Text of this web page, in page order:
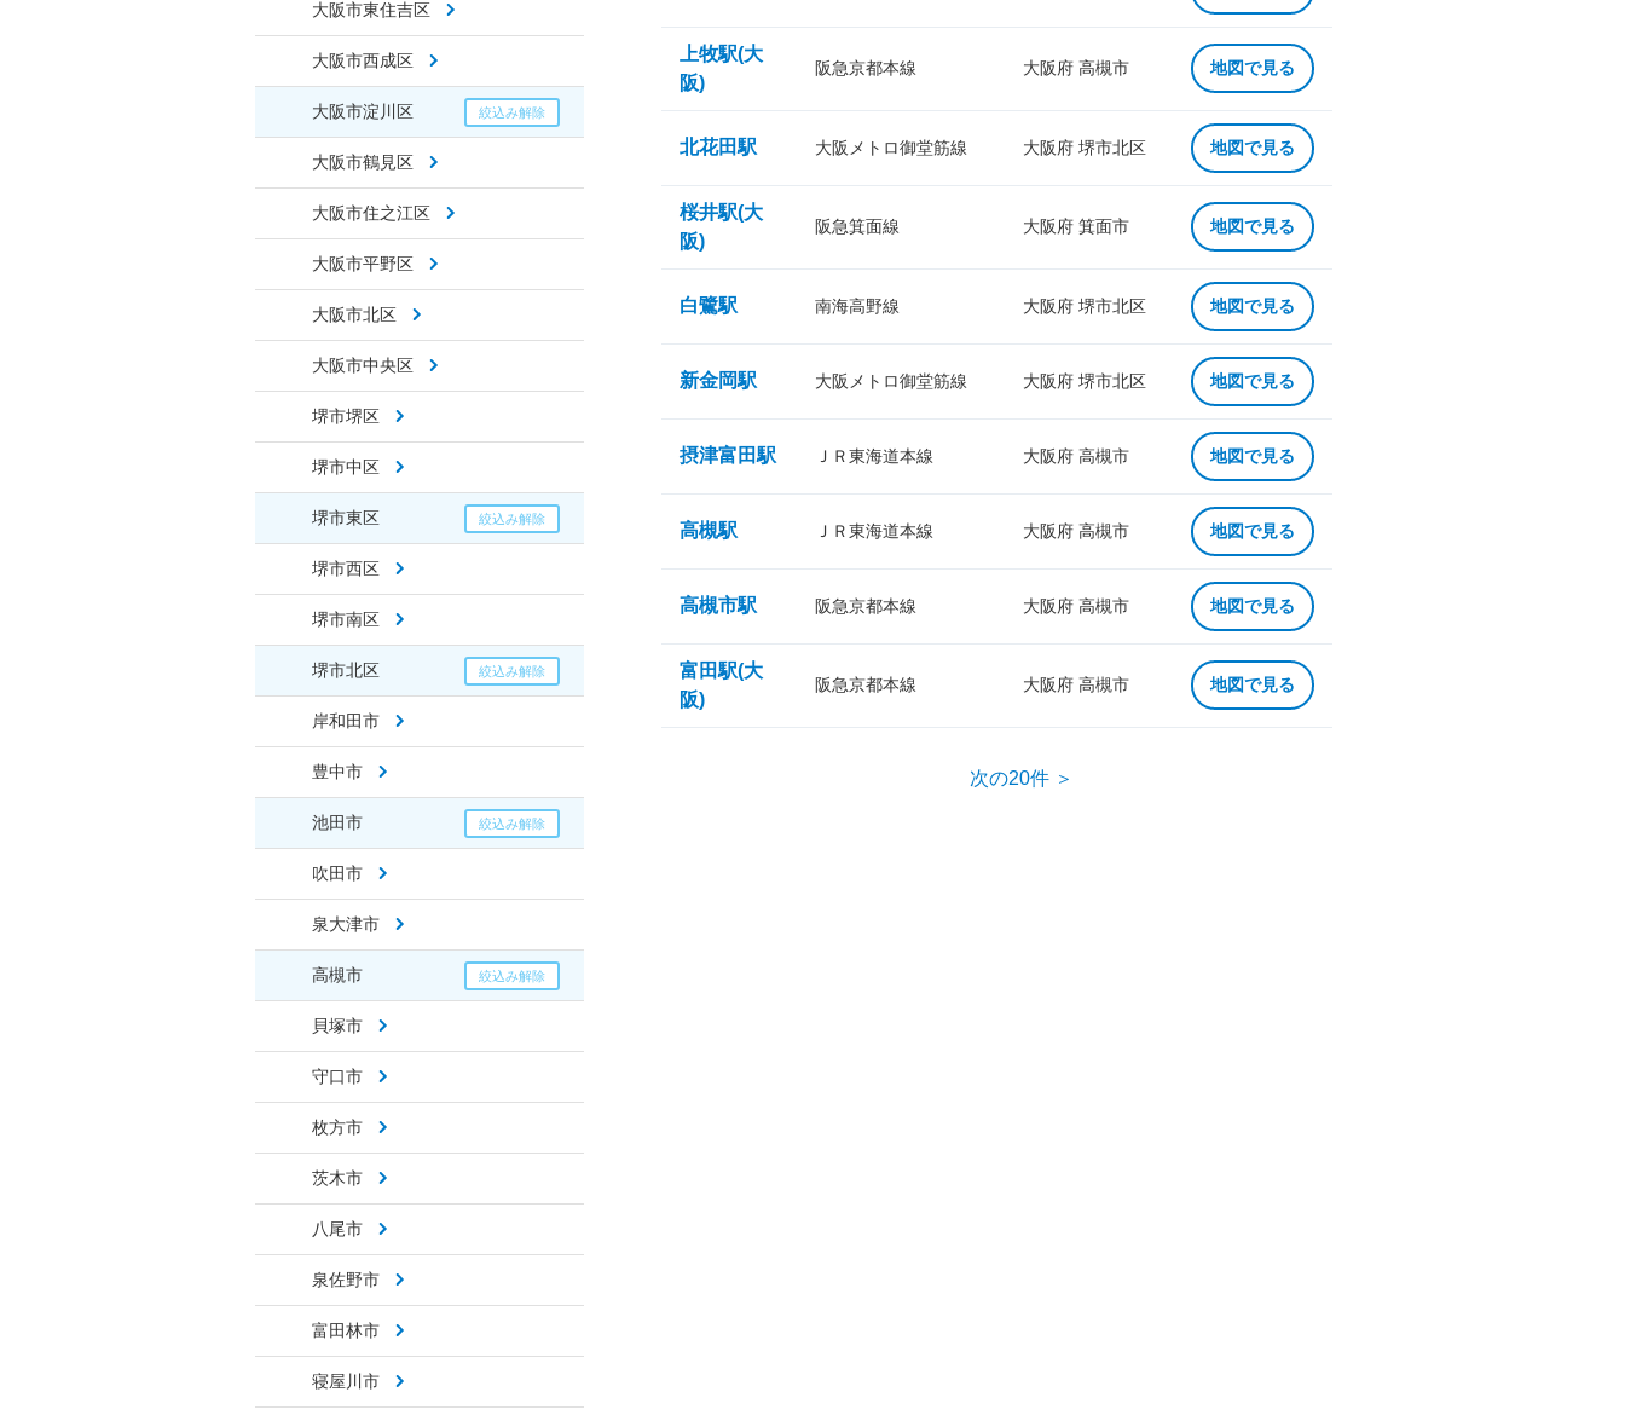
大阪市東住吉区
大阪市西成区
大阪市淀川区
大阪市鶴見区
大阪市住之江区
大阪市平野区
大阪市北区
大阪市中央区
堺市堺区
堺市中区
堺市東区
堺市西区
堺市南区
堺市北区
岸和田市
豊中市
池田市
吹田市
泉大津市
高槻市
貝塚市
守口市
枚方市
茨木市
八尾市
泉佐野市
富田林市
寝屋川市
上牧駅(大
阪)
阪急京都本線 大阪府 高槻市 地図で見る
北花田駅 大阪メトロ御堂筋線 大阪府 堺市北区 地図で見る
桜井駅(大
阪)
阪急箕面線 大阪府 箕面市 地図で見る
白鷺駅 南海高野線 大阪府 堺市北区 地図で見る
新金岡駅 大阪メトロ御堂筋線 大阪府 堺市北区 地図で見る
摂津富田駅 ＪＲ東海道本線 大阪府 高槻市 地図で見る
高槻駅 ＪＲ東海道本線 大阪府 高槻市 地図で見る
高槻市駅 阪急京都本線 大阪府 高槻市 地図で見る
富田駅(大
阪)
阪急京都本線 大阪府 高槻市 地図で見る
次の20件 ＞